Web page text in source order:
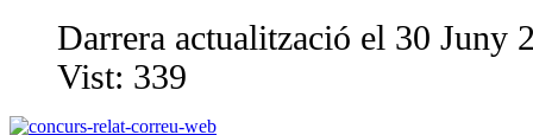
Darrera actualització el 30 Juny
Vist: 339